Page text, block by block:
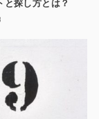
と探し方とは？